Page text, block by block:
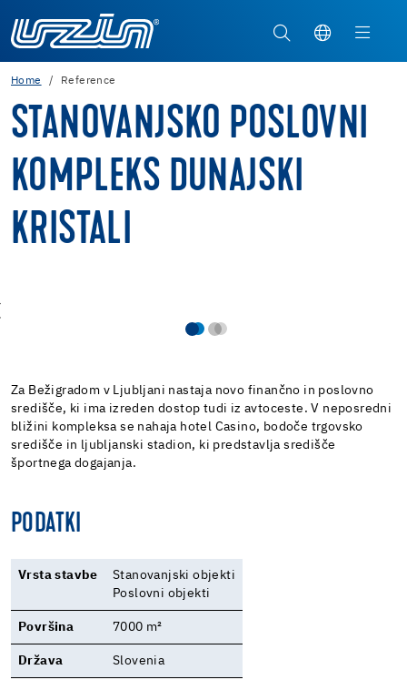
Home Reference
STANOVANJSKO POSLOVNI
KOMPLEKS DUNAJSKI
KRISTALI
Za Bežigradom v Ljubljani nastaja novo finančno in poslovno
središče, ki ima izreden dostop tudi iz avtoceste. V neposredni
bližini kompleksa se nahaja hotel Casino, bodoče trgovsko
središče in ljubljanski stadion, ki predstavlja središče
športnega dogajanja.
PODATKI
Vrsta stavbe
Stanovanjski objekti
Poslovni objekti
Površina 7000 m²
Država Slovenia